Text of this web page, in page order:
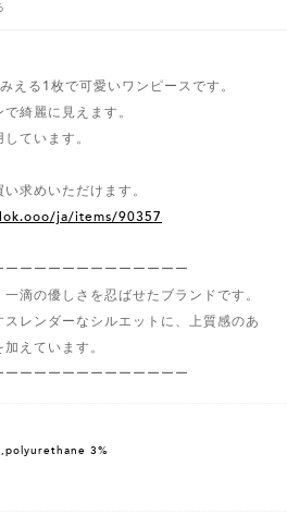
える1枚で可愛いワンピースです。
綺麗に見えます。
ています。
求めいただけます。
ja/items/90357
ーーーーーーーーーーーー
滴の優しさを忍ばせたブランドです。
レンダーなシルエットに、上質感のあ
えています。
ーーーーーーーーーーーー
3%